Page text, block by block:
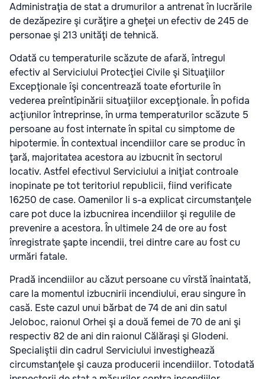
Administraţia de stat a drumurilor a antrenat în lucrările
de dezăpezire şi curăţire a gheţei un efectiv de 245 de
personae şi 213 unităţi de tehnică.
Odată cu temperaturile scăzute de afară, întregul
efectiv al Serviciului Protecţiei Civile şi Situaţiilor
Excepţionale îşi concentrează toate eforturile în
vederea preîntîpinării situaţiilor excepţionale. În pofida
acţiunilor întreprinse, în urma temperaturilor scăzute 5
persoane au fost internate în spital cu simptome de
hipotermie. În contextual incendiilor care se produc în
ţară, majoritatea acestora au izbucnit în sectorul
locativ. Astfel efectivul Serviciului a iniţiat controale
inopinate pe tot teritoriul republicii, fiind verificate
16250 de case. Oamenilor li s-a explicat circumstanţele
care pot duce la izbucnirea incendiilor şi regulile de
prevenire a acestora. În ultimele 24 de ore au fost
înregistrate şapte incendii, trei dintre care au fost cu
urmări fatale.
Pradă incendiilor au căzut persoane cu vîrstă înaintată,
care la momentul izbucnirii incendiului, erau singure în
casă. Este cazul unui bărbat de 74 de ani din satul
Jeloboc, raionul Orhei şi a două femei de 70 de ani şi
respectiv 82 de ani din raionul Călăraşi şi Glodeni.
Specialiştii din cadrul Serviciului investighează
circumstanţele şi cauza producerii incendiilor. Totodată